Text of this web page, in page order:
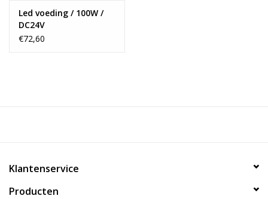
Led voeding / 100W /
DC24V
€72,60
Klantenservice
Producten